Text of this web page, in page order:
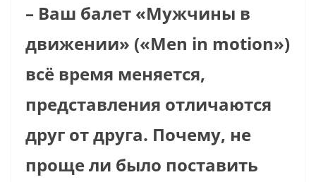
– Ваш балет «Мужчины в
движении» («Men in motion»)
всё время меняется,
представления отличаются
друг от друга. Почему, не
проще ли было поставить